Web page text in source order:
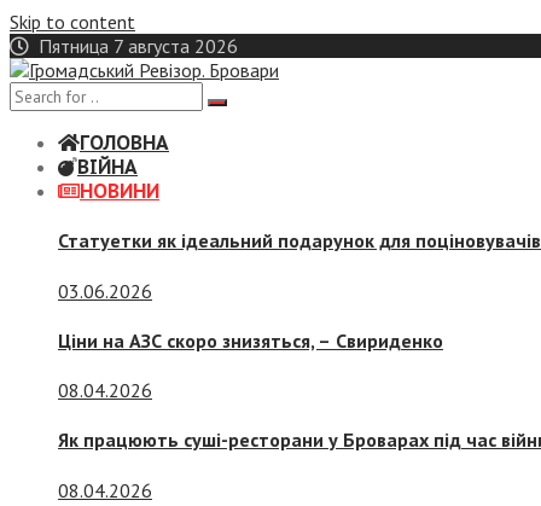
Skip to content
Пятница 7 августа 2026
ГОЛОВНА
ВІЙНА
НОВИНИ
Статуетки як ідеальний подарунок для
03.06.2026
Ціни на АЗС скоро знизяться, – Свириденко
08.04.2026
Як працюють суші-ресторани у Броварах під час
08.04.2026